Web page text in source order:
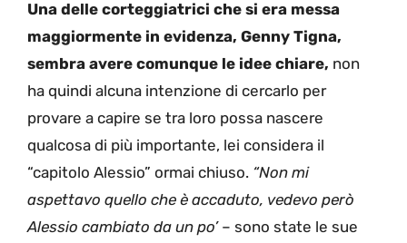
Una delle corteggiatrici che si era messa
maggiormente in evidenza, Genny Tigna,
sembra avere comunque le idee chiare, non
ha quindi alcuna intenzione di cercarlo per
provare a capire se tra loro possa nascere
qualcosa di più importante, lei considera il
“capitolo Alessio” ormai chiuso. “Non mi
aspettavo quello che è accaduto, vedevo però
Alessio cambiato da un po’– sono state le sue